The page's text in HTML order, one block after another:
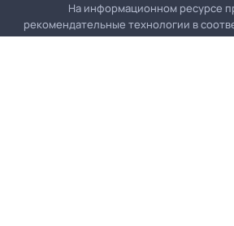
На информационном ресурсе
рекомендательные технологии в